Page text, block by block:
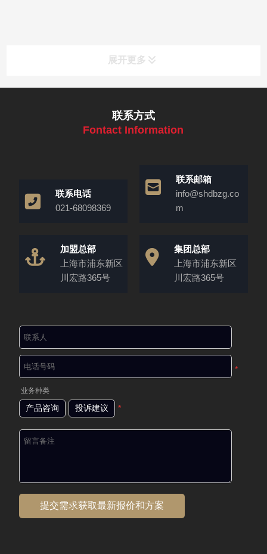
展开更多
联系方式
Fontact Information
联系电话
021-68098369
联系邮箱
info@shdbzg.co
m
加盟总部
上海市浦东新区
川宏路365号
集团总部
上海市浦东新区
川宏路365号
*
业务种类
产品咨询 投诉建议 *